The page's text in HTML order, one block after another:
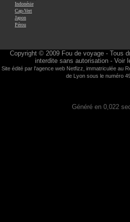
Indonésie
Cap-Vert
Japon
Pérou
Copyright © 2009 Fou de voyage- Tous
interdite sans autorisation - Voir
Site édité par l'agence web Netfizz , immatriculée au
de Lyon sous le numéro
Généré en 0,022